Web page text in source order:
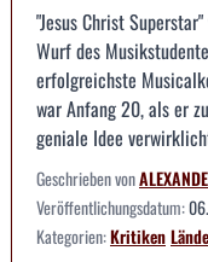
"Jesus Christ
Wurf des
erfolgreichste
war Anfang 20, als er
geniale Idee
Geschrieben von
Veröffentlichungsdatum:
Kategorien:Kritiken